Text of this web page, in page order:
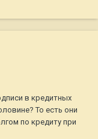
в кредитных
То есть они
по кредиту при